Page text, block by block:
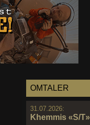
OMTALER
31.07.2026:
Khemmis «S/T»